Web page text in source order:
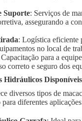
Suporte: Serviços de
assegurando a
: Logística eficiente
no local de
Capacitação para a
correto e seguro dos
Hidráulicos Disponíveis
diversos tipos de
diferentes